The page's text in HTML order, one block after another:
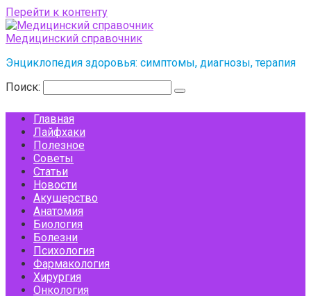
Перейти к контенту
Медицинский справочник
Энциклопедия здоровья: симптомы, диагнозы, терапия
Поиск:
Главная
Лайфхаки
Полезное
Советы
Статьи
Новости
Акушерство
Анатомия
Биология
Болезни
Психология
Фармакология
Хирургия
Онкология